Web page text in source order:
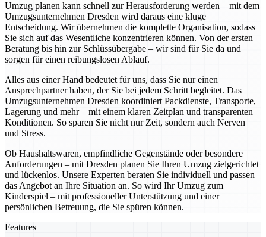
Umzug planen kann schnell zur Herausforderung werden – mit dem
Umzugsunternehmen Dresden wird daraus eine kluge
Entscheidung. Wir übernehmen die komplette Organisation, sodass
Sie sich auf das Wesentliche konzentrieren können. Von der ersten
Beratung bis hin zur Schlüssübergabe – wir sind für Sie da und
sorgen für einen reibungslosen Ablauf.
Alles aus einer Hand bedeutet für uns, dass Sie nur einen
Ansprechpartner haben, der Sie bei jedem Schritt begleitet. Das
Umzugsunternehmen Dresden koordiniert Packdienste, Transporte,
Lagerung und mehr – mit einem klaren Zeitplan und transparenten
Konditionen. So sparen Sie nicht nur Zeit, sondern auch Nerven
und Stress.
Ob Haushaltswaren, empfindliche Gegenstände oder besondere
Anforderungen – mit Dresden planen Sie Ihren Umzug zielgerichtet
und lückenlos. Unsere Experten beraten Sie individuell und passen
das Angebot an Ihre Situation an. So wird Ihr Umzug zum
Kinderspiel – mit professioneller Unterstützung und einer
persönlichen Betreuung, die Sie spüren können.
Features